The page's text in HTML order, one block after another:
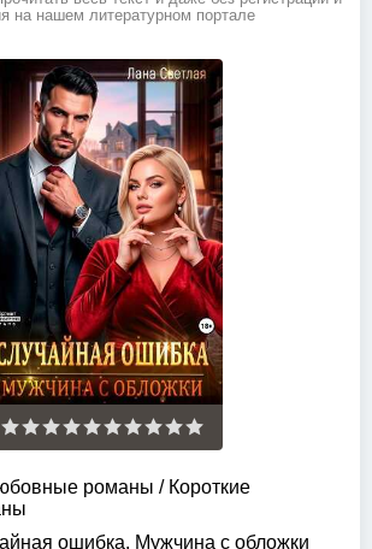
на нашем литературном портале
романы / Короткие
ошибка. Мужчина с обложки